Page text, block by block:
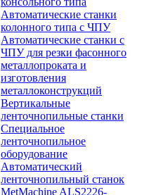
Автоматические станки
колонного типа с ЧПУ
Автоматические станки с
ЧПУ для резки фасонного
металлопроката и
изготовления
металлоконструкций
Вертикальные
ленточнопильные станки
Специальное
ленточнопильное
оборудование
Автоматический
ленточнопильный станок
MetMachine ALS2226-